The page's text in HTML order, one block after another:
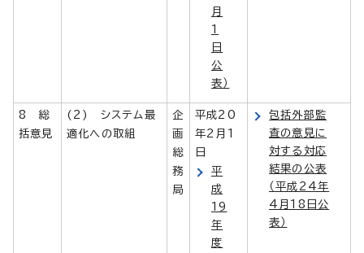
月
1
日
公
表）
8 総
括意見
(2) システム最
適化への取組
企
画
総
務
局
平成20
年2月1
日
平
成
19
年
度
包括外部監
査の意見に
対する対応
結果の公表
（平成24年
4月18日公
表）